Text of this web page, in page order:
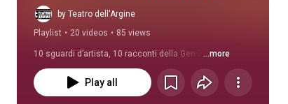
by Teatro dell'Argine
Playlist • 20 videos • 85 views
10 sguardi d’artista, 10 racconti della Gen Z ...more
Play all